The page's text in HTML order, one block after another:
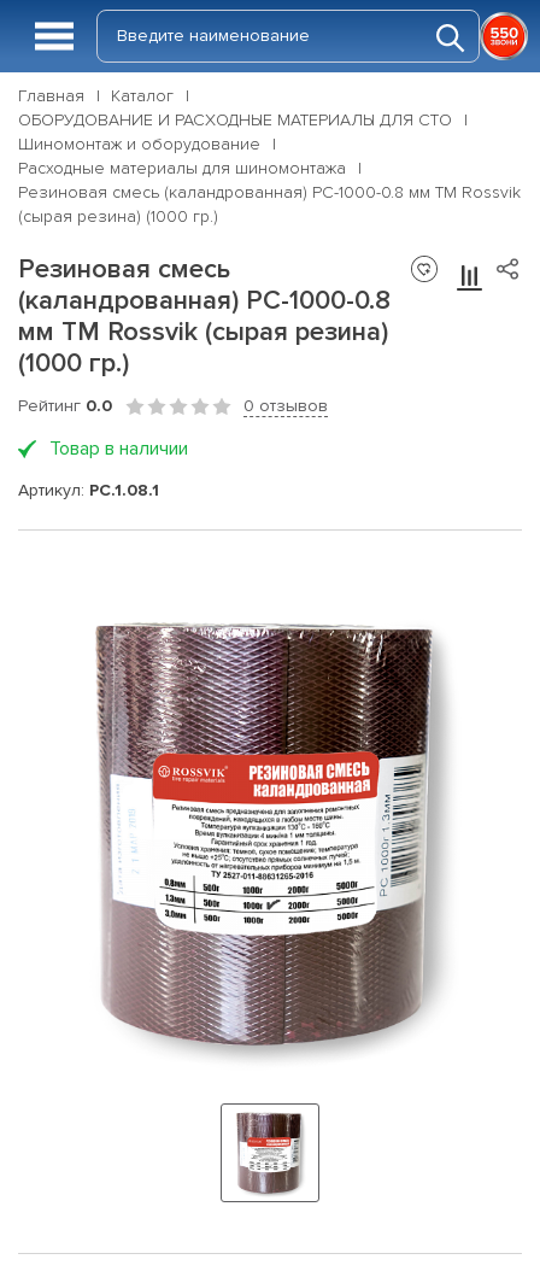
Главная
Каталог
ОБОРУДОВАНИЕ И РАСХОДНЫЕ МАТЕРИАЛЫ ДЛЯ СТО
Шиномонтаж и оборудование
Расходные материалы для шиномонтажа
Резиновая смесь (каландрованная) РС-1000-0.8 мм ТМ Rossvik
(сырая резина) (1000 гр.)
Резиновая смесь
(каландрованная) РС-1000-0.8
мм ТМ Rossvik (сырая резина)
(1000 гр.)
Рейтинг 0.0 0 отзывов
Товар в наличии
Артикул: PC.1.08.1